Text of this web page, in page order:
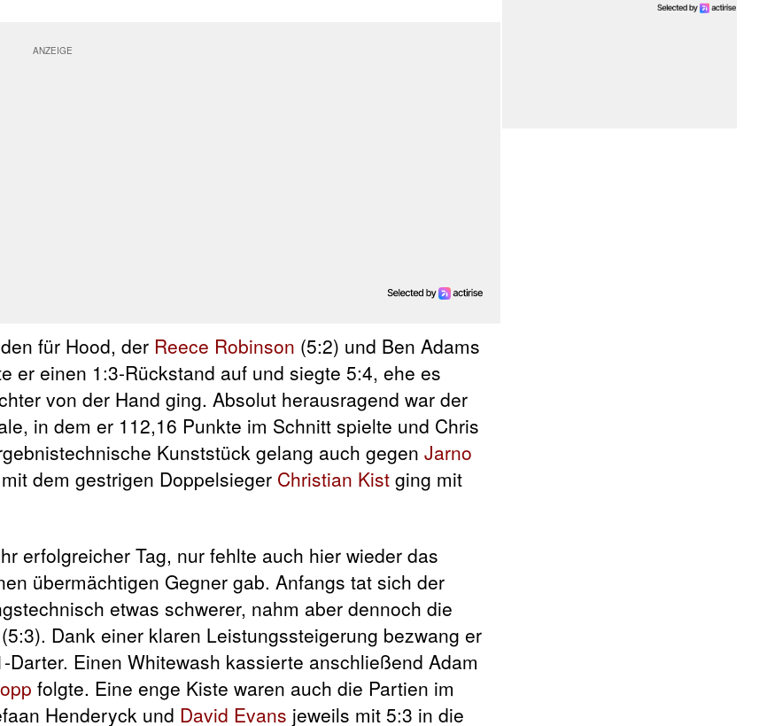
für Hood, der Reece Robinson (5:2) und Ben Adams
er einen 1:3-Rückstand auf und siegte 5:4, ehe es
von der Hand ging. Absolut herausragend war der
in dem er 112,16 Punkte im Schnitt spielte und Chris
Kunststück gelang auch gegen Jarno
dem gestrigen Doppelsieger Christian Kist ging mit
erfolgreicher Tag, nur fehlte auch hier wieder das
übermächtigen Gegner gab. Anfangs tat sich der
etwas schwerer, nahm aber dennoch die
(5:3). Dank einer klaren Leistungssteigerung bezwang er
Einen Whitewash kassierte anschließend Adam
folgte. Eine enge Kiste waren auch die Partien im
Henderyck und David Evans jeweils mit 5:3 in die